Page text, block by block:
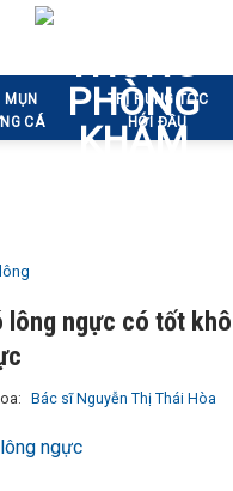
MỤN
CÁ
TRỊ RỤNG TÓC
HÓI ĐẦU
lông ngực có tốt
Bác sĩ Nguyễn Thị Thái Hòa